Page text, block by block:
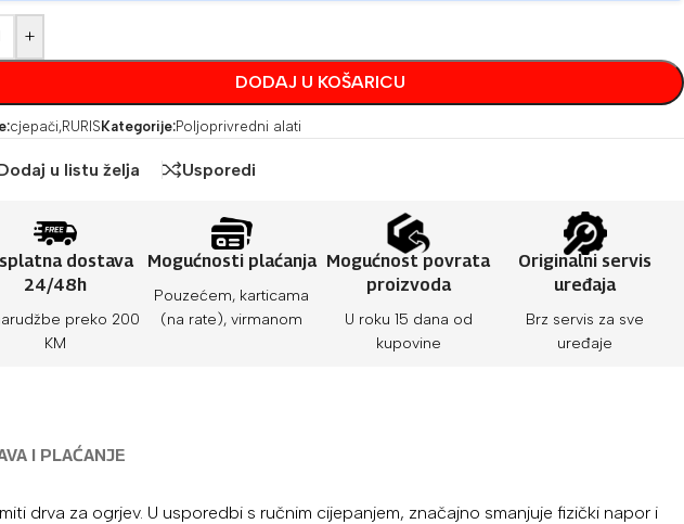
+
DODAJ U KOŠARICU
cjepači,RURISKategorije:Poljoprivredni alati
u listu želja Usporedi
dostava
24/48h
preko 200
KM
Mogućnosti plaćanja
Pouzećem, karticama
(na rate), virmanom
Mogućnost povrata
proizvoda
U roku 15 dana od
kupovine
Originalni servis
uređaja
Brz servis za sve
uređaje
I PLAĆANJE
drva za ogrjev. U usporedbi s ručnim cijepanjem, značajno smanjuje fizički napor i